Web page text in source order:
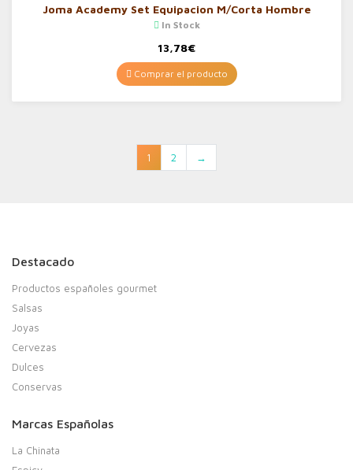
Joma Academy Set Equipacion M/Corta Hombre
In Stock
13,78€
Comprar el producto
1 2 →
Destacado
Productos españoles gourmet
Salsas
Joyas
Cervezas
Dulces
Conservas
Marcas Españolas
La Chinata